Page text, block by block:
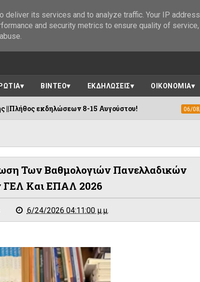
ΒΙΝΤΕΟ ΕΚΔΗΛΩΣΕΙΣ ΟΙΚΟΝΟΜΙΑ
8-15 Αυγούστου! 06/08/2026 Η
Των Βαθμολογιών Πανελλαδικών
ΓΕΛ Και ΕΠΑΛ 2026
6/24/2026 04:11:00 μ.μ.
its services and to analyze traffic. Your IP
and security metrics to ensure quality of